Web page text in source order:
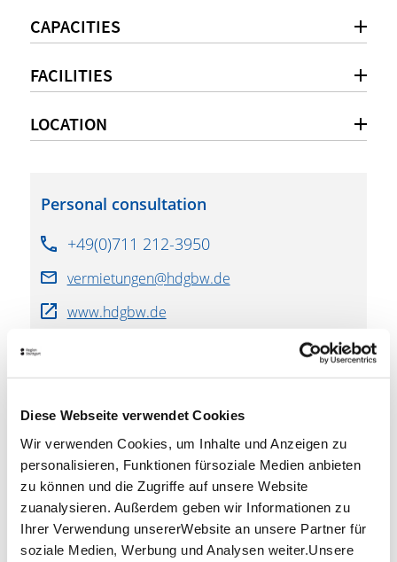
Diese Webseite verwendet Cookies
Wir verwenden Cookies, um Inhalte und Anzeigen zu
personalisieren, Funktionen fürsoziale Medien anbieten
zu können und die Zugriffe auf unsere Website
zuanalysieren. Außerdem geben wir Informationen zu
Ihrer Verwendung unsererWebsite an unsere Partner für
soziale Medien, Werbung und Analysen weiter.Unsere
CAPACITIES
FACILITIES
LOCATION
Personal consultation
+49(0)711 212-3950
vermietungen@hdgbw.de
www.hdgbw.de
Haus der Geschichte Baden-Württemberg
Seminar room floor plan(PDF, 620.81 KB)
House of History Baden-Württemberg Floor
plan of the Otto Borst Hall(PDF, 207.68 KB)